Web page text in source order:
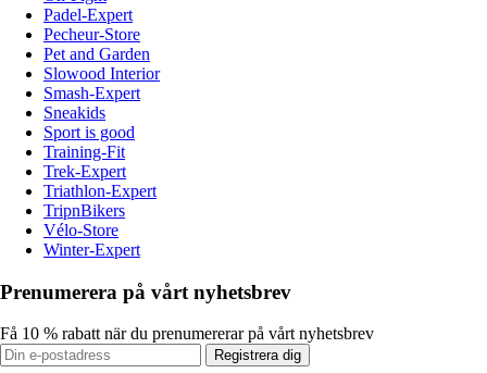
Padel-Expert
Pecheur-Store
Pet and Garden
Slowood Interior
Smash-Expert
Sneakids
Sport is good
Training-Fit
Trek-Expert
Triathlon-Expert
TripnBikers
Vélo-Store
Winter-Expert
Prenumerera på vårt nyhetsbrev
Få 10 % rabatt när du prenumererar på vårt nyhetsbrev
Registrera dig